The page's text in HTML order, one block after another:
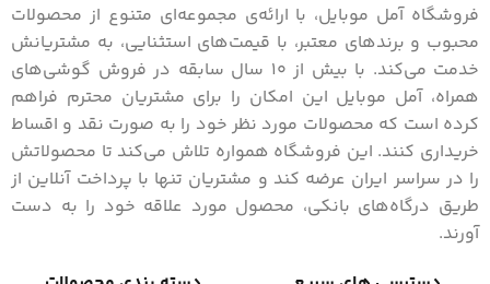
فروشگاه آمل موبایل، با ارائه‌ی مجموعه‌ای متنوع از محصولات
محبوب و برندهای معتبر، با قیمت‌های استثنایی، به مشتریانش
خدمت می‌کند. با بیش از 10 سال سابقه در فروش گوشی‌های
همراه، آمل موبایل این امکان را برای مشتریان محترم فراهم
کرده است که محصولات مورد نظر خود را به صورت نقد و اقساط
خریداری کنند. این فروشگاه همواره تلاش می‌کند تا محصولاتش
را در سراسر ایران عرضه کند و مشتریان تنها با پرداخت آنلاین از
طریق درگاه‌های بانکی، محصول مورد علاقه خود را به دست
آورند.